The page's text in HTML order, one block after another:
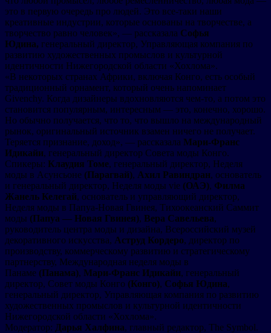
это в первую очередь про людей. Это все-таки наши
креативные индустрии, которые основаны на творчестве, а
творчество равно человек», — рассказала Софья
Юдина, генеральный директор, Управляющая компания по
развитию художественных промыслов и культурной
идентичности Нижегородской области «Хохлома».
«В некоторых странах Африки, включая Конго, есть особый
традиционный орнамент, который очень напоминает
Givenchy. Когда дизайнеры вдохновляются чем-то, а потом это
становится популярным, интересным — это, конечно, хорошо.
Но обычно получается, что то, что вышло на международный
рынок, оригинальный источник взамен ничего не получает.
Теряется признание, доход», — рассказала Мари-Франс
Идикайи, генеральный директор Совета моды Конго.
Спикеры: Клаудия Томе, генеральный директор, Неделя
моды в Асунсьоне (Парагвай), Ахил Равиндран, основатель
и генеральный директор, Неделя моды vie (ОАЭ), Филма
Жанель Келегай, основатель и управляющий директор,
Неделя моды в Папуа-Новая Гвинея, Тихоокеанский Саммит
моды (Папуа — Новая Гвинея), Вера Савельева,
руководитель центра моды и дизайна, Всероссийский музей
декоративного искусства, Аструд Кордеро, директор по
производству, коммерческому развитию и стратегическому
партнерству, Международная неделя моды в
Панаме (Панама), Мари-Франс Идикайи, генеральный
директор, Совет моды Конго (Конго), Софья Юдина,
генеральный директор, Управляющая компания по развитию
художественных промыслов и культурной идентичности
Нижегородской области «Хохлома».
Модератор: Дарья Халфина, главный редактор, The Symbol.